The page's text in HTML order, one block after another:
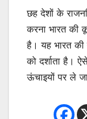
छह देशों के
करना भारत की
है। यह भारत की
को दर्शाता है।
ऊंचाइयों पर ले